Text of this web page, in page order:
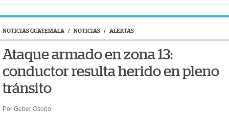
NOTICIAS GUATEMALA / NOTICIAS / ALERTAS
Ataque armado en zona 13:
conductor resulta herido en pleno
tránsito
Por Geber Osorio